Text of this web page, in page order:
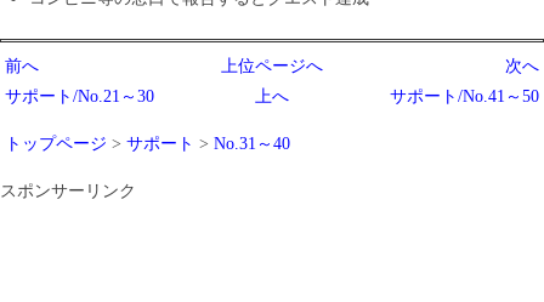
前へ
サポート/No.21～30
次へ
サポート/No.41～50
上位ページへ
上へ
トップページ > サポート > No.31～40
スポンサーリンク